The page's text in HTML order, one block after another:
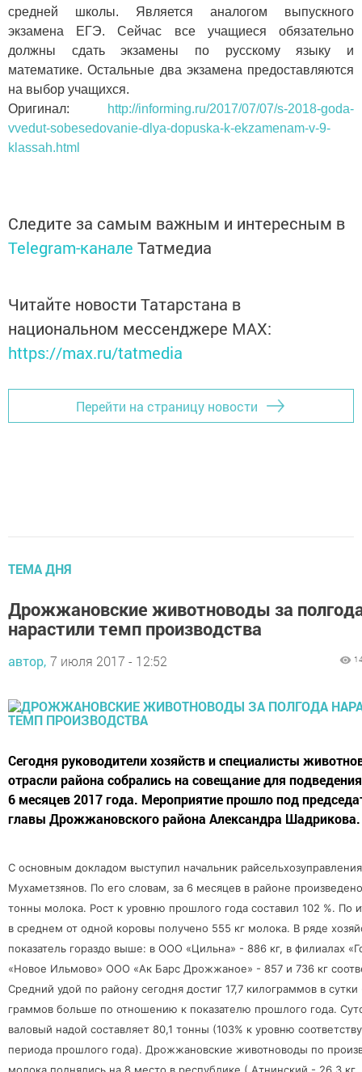
средней школы. Является аналогом выпускного
экзамена ЕГЭ. Сейчас все учащиеся обязательно
должны сдать экзамены по русскому языку и
математике. Остальные два экзамена предоставляются
на выбор учащихся.
Оригинал:
http://informing.ru/2017/07/07/s-2018-goda-
vvedut-sobesedovanie-dlya-dopuska-k-ekzamenam-v-9-
klassah.html
Следите за самым важным и интересным в
Telegram-канале Татмедиа
Читайте новости Татарстана в
национальном мессенджере MАХ:
https://max.ru/tatmedia
Перейти на страницу новости
ТЕМА ДНЯ
Дрожжановские животноводы за
нарастили темп производства
автор, 7 июля 2017 - 12:52
Сегодня руководители хозяйств и специалисты
отрасли района собрались на совещание для
6 месяцев 2017 года. Мероприятие прошло под
главы Дрожжановского района Александра Шадрикова.
С основным докладом выступил начальник
Мухаметзянов. По его словам, за 6 месяцев в районе
тонны молока. Рост к уровню прошлого года составил 102 %. По
в среднем от одной коровы получено 555 кг молока. В ряде
показатель гораздо выше: в ООО «Цильна» - 886 кг, в филиалах
«Новое Ильмово» ООО «Ак Барс Дрожжаное» - 857 и 736 кг
Средний удой по району сегодня достиг 17,7 килограммов в
граммов больше по отношению к показателю прошлого года.
валовый надой составляет 80,1 тонны (103% к уровню
периода прошлого года). Дрожжановские животноводы по